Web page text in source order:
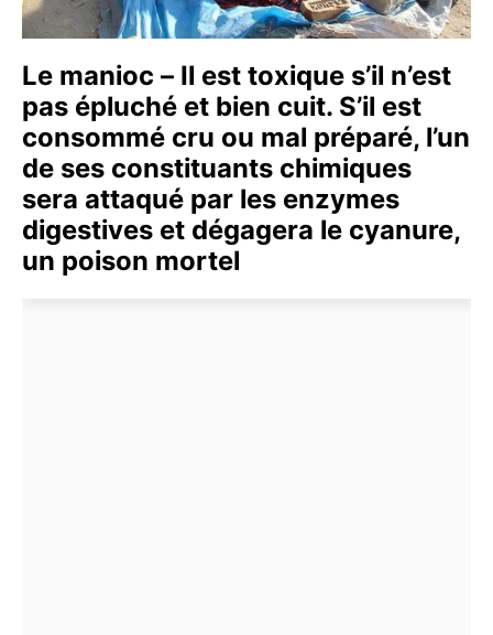
Le manioc – Il est toxique s’il n’est
pas épluché et bien cuit. S’il est
consommé cru ou mal préparé, l’un
de ses constituants chimiques
sera attaqué par les enzymes
digestives et dégagera le cyanure,
un poison mortel